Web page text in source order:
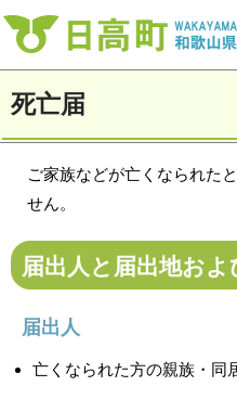
死亡届
ご家族などが亡くなられた
せん。
届出人と届出地およ
届出人
亡くなられた方の親族・同